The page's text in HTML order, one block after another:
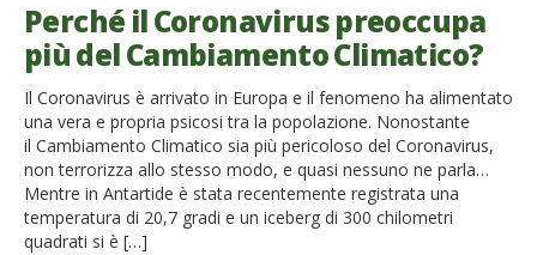
Perché il Coronavirus preoccupa
più del Cambiamento Climatico?
Il Coronavirus è arrivato in Europa e il fenomeno ha alimentato
una vera e propria psicosi tra la popolazione. Nonostante
il Cambiamento Climatico sia più pericoloso del Coronavirus,
non terrorizza allo stesso modo, e quasi nessuno ne parla…
Mentre in Antartide è stata recentemente registrata una
temperatura di 20,7 gradi e un iceberg di 300 chilometri
quadrati si è […]